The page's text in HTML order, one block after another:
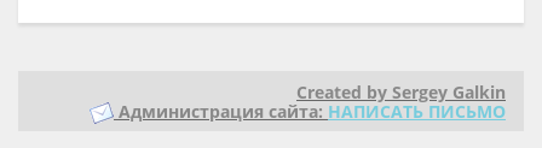
Created by Sergey Galkin
Администрация сайта: НАПИСАТЬ ПИСЬМО